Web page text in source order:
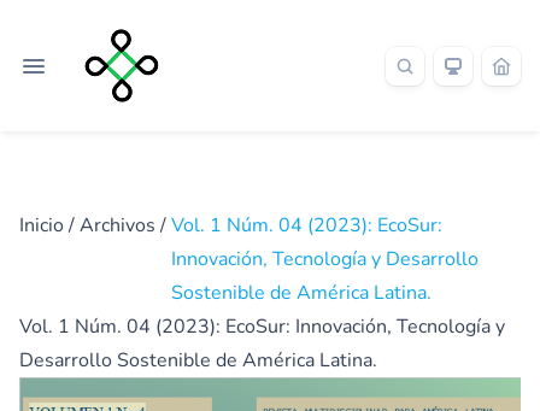
Inicio/Archivos /Vol. 1 Núm. 04 (2023): EcoSur:
Innovación, Tecnología y Desarrollo
Sostenible de América Latina.
Vol. 1 Núm. 04 (2023): EcoSur: Innovación, Tecnología y
Desarrollo Sostenible de América Latina.